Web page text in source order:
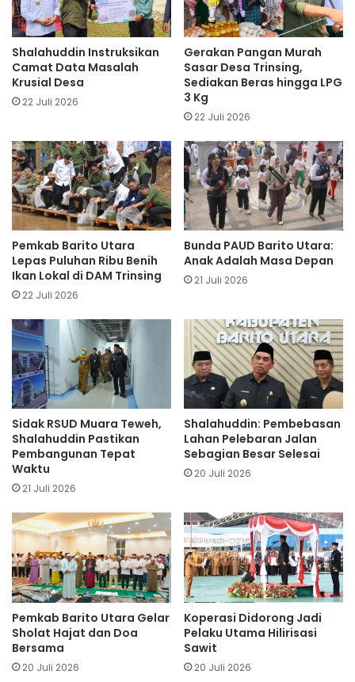
Shalahuddin Instruksikan
Camat Data Masalah
Krusial Desa
22 Juli 2026
Gerakan Pangan Murah
Sasar Desa Trinsing,
Sediakan Beras hingga LPG
3 Kg
22 Juli 2026
Pemkab Barito Utara
Lepas Puluhan Ribu Benih
Ikan Lokal di DAM Trinsing
22 Juli 2026
Bunda PAUD Barito Utara:
Anak Adalah Masa Depan
21 Juli 2026
Sidak RSUD Muara Teweh,
Shalahuddin Pastikan
Pembangunan Tepat
Waktu
21 Juli 2026
Shalahuddin: Pembebasan
Lahan Pelebaran Jalan
Sebagian Besar Selesai
20 Juli 2026
Pemkab Barito Utara Gelar
Sholat Hajat dan Doa
Bersama
20 Juli 2026
Koperasi Didorong Jadi
Pelaku Utama Hilirisasi
Sawit
20 Juli 2026